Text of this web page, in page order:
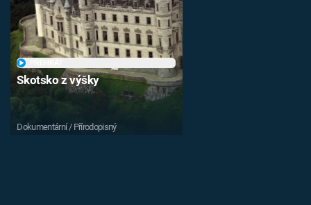
Skotsko z výšky
Dokumentární / Přírodopisný